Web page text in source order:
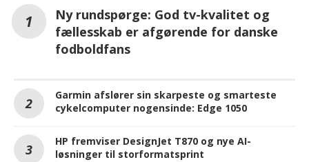
Ny rundspørge: God tv-kvalitet og
fællesskab er afgørende for danske
fodboldfans
Garmin afslører sin skarpeste og smarteste
cykelcomputer nogensinde: Edge 1050
HP fremviser DesignJet T870 og nye AI-
løsninger til storformatsprint